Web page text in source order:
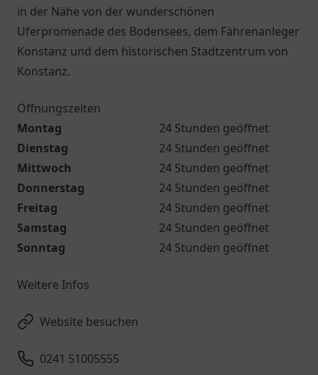
in der Nähe von der wunderschönen
Uferpromenade des Bodensees, dem Fährenanleger
Konstanz und dem historischen Stadtzentrum von
Konstanz.
Öffnungszeiten
Montag
24 Stunden geöffnet
Dienstag
24 Stunden geöffnet
Mittwoch
24 Stunden geöffnet
Donnerstag
24 Stunden geöffnet
Freitag
24 Stunden geöffnet
Samstag
24 Stunden geöffnet
Sonntag
24 Stunden geöffnet
Weitere Infos
Website besuchen
0241 51005555